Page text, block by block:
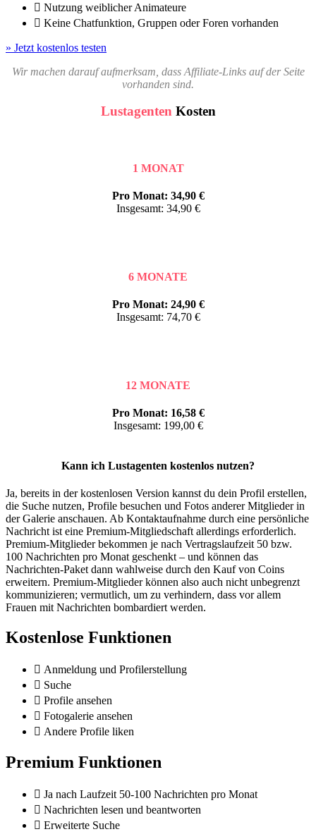
Nutzung weiblicher Animateure
Keine Chatfunktion, Gruppen oder Foren vorhanden
» Jetzt kostenlos testen
Wir machen darauf aufmerksam, dass Affiliate-Links auf der Seite
vorhanden sind.
Lustagenten Kosten
1 MONAT
Pro Monat: 34,90 €
Insgesamt: 34,90 €
6 MONATE
Pro Monat: 24,90 €
Insgesamt: 74,70 €
12 MONATE
Pro Monat: 16,58 €
Insgesamt: 199,00 €
Kann ich Lustagenten kostenlos nutzen?
Ja, bereits in der kostenlosen Version kannst du dein Profil erstellen,
die Suche nutzen, Profile besuchen und Fotos anderer Mitglieder in
der Galerie anschauen. Ab Kontaktaufnahme durch eine persönliche
Nachricht ist eine Premium-Mitgliedschaft allerdings erforderlich.
Premium-Mitglieder bekommen je nach Vertragslaufzeit 50 bzw.
100 Nachrichten pro Monat geschenkt – und können das
Nachrichten-Paket dann wahlweise durch den Kauf von Coins
erweitern. Premium-Mitglieder können also auch nicht unbegrenzt
kommunizieren; vermutlich, um zu verhindern, dass vor allem
Frauen mit Nachrichten bombardiert werden.
Kostenlose Funktionen
Anmeldung und Profilerstellung
Suche
Profile ansehen
Fotogalerie ansehen
Andere Profile liken
Premium Funktionen
Ja nach Laufzeit 50-100 Nachrichten pro Monat
Nachrichten lesen und beantworten
Erweiterte Suche